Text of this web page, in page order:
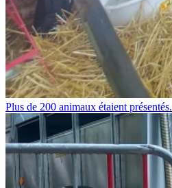
Plus de 200 animaux étaient présentés.